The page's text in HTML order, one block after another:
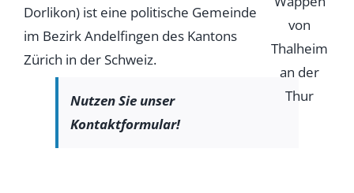
Dorlikon) ist eine politische Gemeinde
im Bezirk Andelfingen des Kantons
Zürich in der Schweiz.
Nutzen Sie unser
Kontaktformular!